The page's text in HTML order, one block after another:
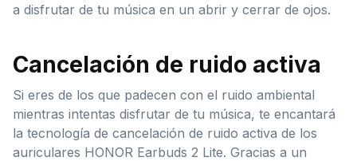
a disfrutar de tu música en un abrir y cerrar de ojos.
Cancelación de ruido activa
Si eres de los que padecen con el ruido ambiental
mientras intentas disfrutar de tu música, te encantará
la tecnología de cancelación de ruido activa de los
auriculares HONOR Earbuds 2 Lite. Gracias a un